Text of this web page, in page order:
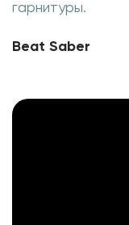
гарнитуры.
Beat Saber